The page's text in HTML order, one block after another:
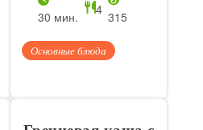
30 мин.
4 315
Основные блюда